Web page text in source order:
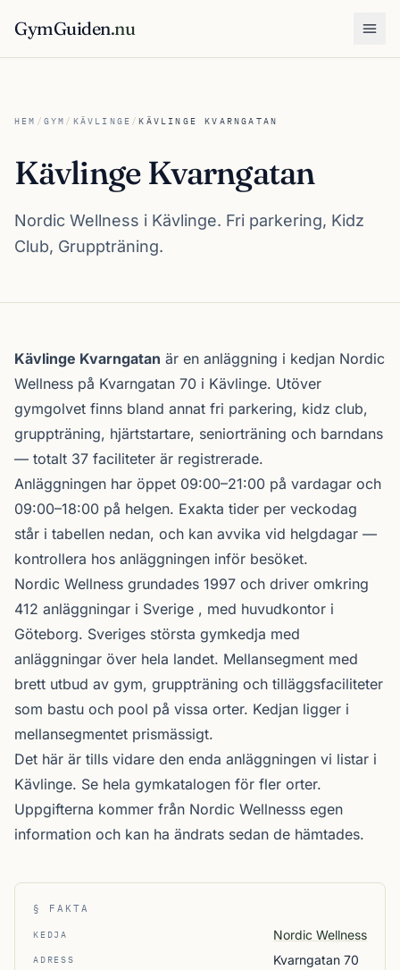
GymGuiden.nu
HEM / GYM / KÄVLINGE /KÄVLINGE KVARNGATAN
Kävlinge Kvarngatan
Nordic Wellness i Kävlinge. Fri parkering, Kidz
Club, Gruppträning.
Om Kävlinge Kvarngatan
Kävlinge Kvarngatan är en anläggning i kedjan Nordic
Wellness på Kvarngatan 70 i Kävlinge. Utöver
gymgolvet finns bland annat fri parkering, kidz club,
gruppträning, hjärtstartare, seniorträning och barndans
— totalt 37 faciliteter är registrerade.
Anläggningen har öppet 09:00–21:00 på vardagar och
09:00–18:00 på helgen. Exakta tider per veckodag
står i tabellen nedan, och kan avvika vid helgdagar —
kontrollera hos anläggningen inför besöket.
Nordic Wellness grundades 1997 och driver omkring
412 anläggningar i Sverige , med huvudkontor i
Göteborg. Sveriges största gymkedja med
anläggningar över hela landet. Mellansegment med
brett utbud av gym, gruppträning och tilläggsfaciliteter
som bastu och pool på vissa orter. Kedjan ligger i
mellansegmentet prismässigt.
Det här är tills vidare den enda anläggningen vi listar i
Kävlinge. Se hela gymkatalogen för fler orter.
Uppgifterna kommer från Nordic Wellnesss egen
information och kan ha ändrats sedan de hämtades.
§ FAKTA
KEDJA Nordic Wellness
ADRESS
Kvarngatan 70